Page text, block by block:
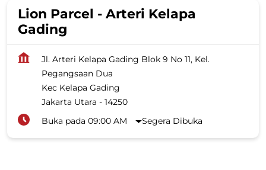
Lion Parcel - Arteri Kelapa
Gading
Jl. Arteri Kelapa Gading Blok 9 No 11, Kel.
Pegangsaan Dua
Kec Kelapa Gading
Jakarta Utara - 14250
Buka pada 09:00 AM
Segera Dibuka